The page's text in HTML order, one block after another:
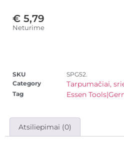
€ 5,79
Neturime
SKU
SPG52.
Category
Tarpumačiai,
Tag Essen
Atsiliepimai (0)